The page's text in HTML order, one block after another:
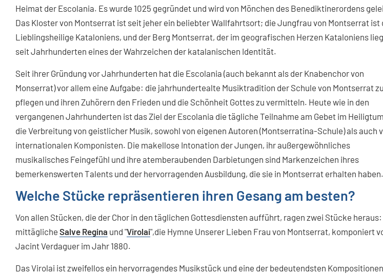
Heimat der Escolania. Es wurde 1025 gegründet und wird von Mönchen des Benediktinerordens
Das Kloster von Montserrat ist seit jeher ein beliebter Wallfahrtsort; die Jungfrau von Montserrat ist
Lieblingsheilige Kataloniens, und der Berg Montserrat, der im geografischen Herzen Kataloniens
seit Jahrhunderten eines der Wahrzeichen der katalanischen Identität.
Seit ihrer Gründung vor Jahrhunderten hat die Escolania (auch bekannt als der Knabenchor von
Monserrat) vor allem eine Aufgabe: die jahrhundertealte Musiktradition der Schule von Montserrat zu
pflegen und ihren Zuhörern den Frieden und die Schönheit Gottes zu vermitteln. Heute wie in den
vergangenen Jahrhunderten ist das Ziel der Escolania die tägliche Teilnahme am Gebet im
die Verbreitung von geistlicher Musik, sowohl von eigenen Autoren (Montserratina-Schule) als auch
internationalen Komponisten. Die makellose Intonation der Jungen, ihr außergewöhnliches
musikalisches Feingefühl und ihre atemberaubenden Darbietungen sind Markenzeichen ihres
bemerkenswerten Talents und der hervorragenden Ausbildung, die sie in Montserrat erhalten haben.
Welche Stücke repräsentieren ihren Gesang am besten?
Von allen Stücken, die der Chor in den täglichen Gottesdiensten aufführt, ragen zwei Stücke
mittägliche Salve Regina und "Virolai",die Hymne Unserer Lieben Frau von Montserrat, komponiert
Jacint Verdaguer im Jahr 1880.
Das Virolai ist zweifellos ein hervorragendes Musikstück und eine der bedeutendsten